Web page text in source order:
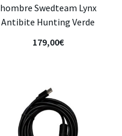
hombre Swedteam Lynx
Antibite Hunting Verde
179,00€